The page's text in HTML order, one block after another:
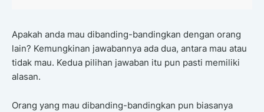
Apakah anda mau dibanding-bandingkan dengan orang
lain? Kemungkinan jawabannya ada dua, antara mau atau
tidak mau. Kedua pilihan jawaban itu pun pasti memiliki
alasan.
Orang yang mau dibanding-bandingkan pun biasanya